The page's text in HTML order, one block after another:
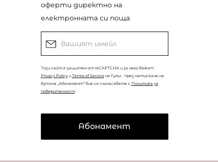
оферти директно на
електронната си поща
Този сайт е защитен от reCAPTCHA и за него важат
Privacy Policyи Terms of Serviceна Гугъл. Чрез натискане на
бутона „Абонамент“ вие се съгласявате с Политика за
поверителност.
Абонамент